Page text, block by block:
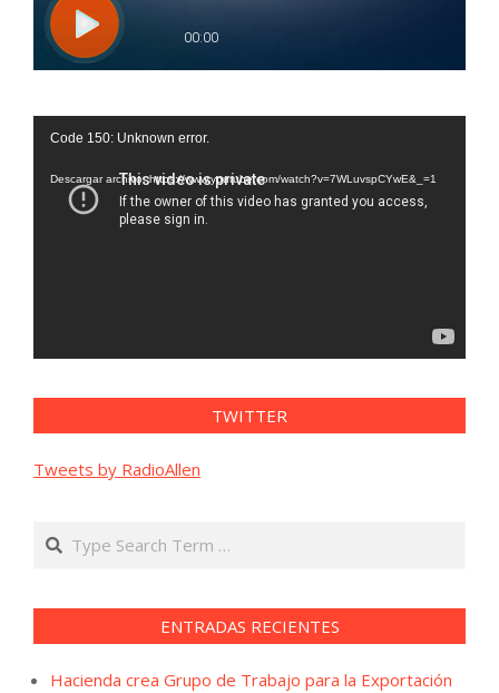
Reproductor
vídeo
Code 150: Unknown error.
Descargar archivo: https://www.youtube.com/watch?v=7WLuvspCYwE&_=1
TWITTER
Tweets by RadioAllen
Search
ENTRADAS RECIENTES
Hacienda crea Grupo de Trabajo para la Exportación